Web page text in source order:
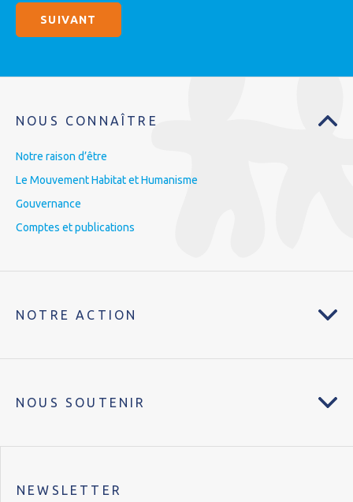
NOUS CONNAÎTRE
Notre raison d’être
Le Mouvement Habitat et Humanisme
Gouvernance
Comptes et publications
NOTRE ACTION
NOUS SOUTENIR
NEWSLETTER